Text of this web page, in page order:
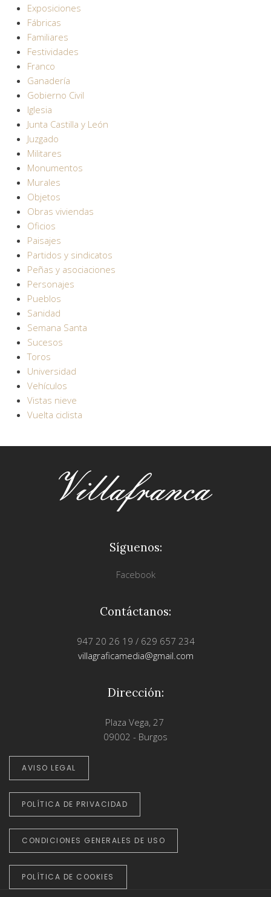
Exposiciones
Fábricas
Familiares
Festividades
Franco
Ganadería
Gobierno Civil
Iglesia
Junta Castilla y León
Juzgado
Militares
Monumentos
Murales
Objetos
Obras viviendas
Oficios
Paisajes
Partidos y sindicatos
Peñas y asociaciones
Personajes
Pueblos
Sanidad
Semana Santa
Sucesos
Toros
Universidad
Vehículos
Vistas nieve
Vuelta ciclista
Síguenos:
Facebook
Contáctanos:
947 20 26 19 / 629 657 234
villagraficamedia@gmail.com
Dirección:
Plaza Vega, 27
09002 - Burgos
AVISO LEGAL
POLÍTICA DE PRIVACIDAD
CONDICIONES GENERALES DE USO
POLÍTICA DE COOKIES